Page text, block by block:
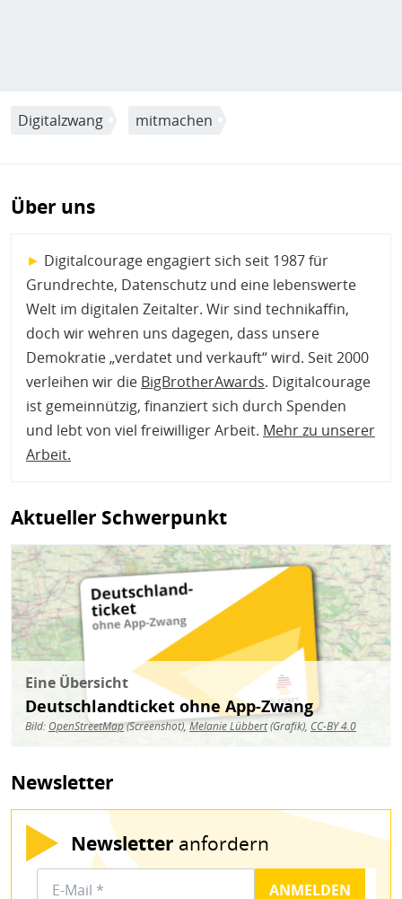
Digitalzwang mitmachen
Über uns
► Digitalcourage engagiert sich seit 1987 für
Grundrechte, Datenschutz und eine lebenswerte
Welt im digitalen Zeitalter. Wir sind technikaffin,
doch wir wehren uns dagegen, dass unsere
Demokratie „verdatet und verkauft“ wird. Seit 2000
verleihen wir die BigBrotherAwards. Digitalcourage
ist gemeinnützig, finanziert sich durch Spenden
und lebt von viel freiwilliger Arbeit. Mehr zu unserer
Arbeit.
Aktueller Schwerpunkt
Bild
Eine Übersicht
Deutschlandticket ohne App-Zwang
Bild: OpenStreetMap(Screenshot),Melanie Lübbert(Grafik), CC-BY 4.0
Newsletter
Newsletter anfordern